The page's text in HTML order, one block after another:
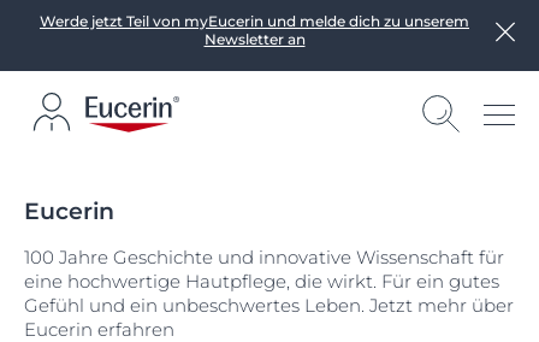
Werde jetzt Teil von myEucerin und melde dich zu unserem
Newsletter an
Eucerin
100 Jahre Geschichte und innovative Wissenschaft für
eine hochwertige Hautpflege, die wirkt. Für ein gutes
Gefühl und ein unbeschwertes Leben. Jetzt mehr über
Eucerin erfahren